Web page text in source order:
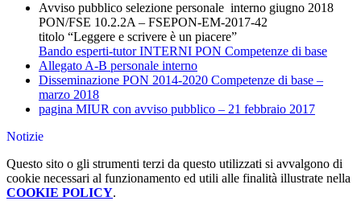
Avviso pubblico selezione personale interno giugno 2018
PON/FSE 10.2.2A – FSEPON-EM-2017-42
titolo “Leggere e scrivere è un piacere”
Bando esperti-tutor INTERNI PON Competenze di base
Allegato A-B personale interno
Disseminazione PON 2014-2020 Competenze di base –
marzo 2018
pagina MIUR con avviso pubblico – 21 febbraio 2017
Notizie
Questo sito o gli strumenti terzi da questo utilizzati si avvalgono di
cookie necessari al funzionamento ed utili alle finalità illustrate nella
COOKIE POLICY.